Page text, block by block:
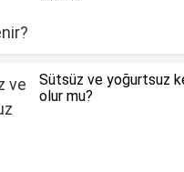
Sütsüz ve yoğurtsuz
olur mu?